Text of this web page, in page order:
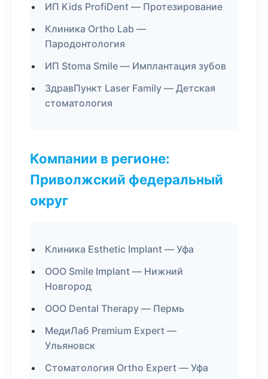
ИП Kids ProfiDent — Протезирование
Клиника Ortho Lab —
Пародонтология
ИП Stoma Smile — Имплантация зубов
ЗдравПункт Laser Family — Детская
стоматология
Компании в регионе:
Приволжский федеральный
округ
Клиника Esthetic Implant — Уфа
ООО Smile Implant — Нижний
Новгород
ООО Dental Therapy — Пермь
МедиЛаб Premium Expert —
Ульяновск
Стоматология Ortho Expert — Уфа